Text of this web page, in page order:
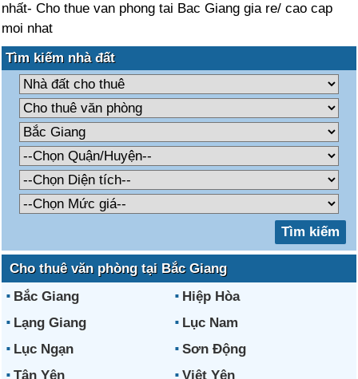
nhất- Cho thue van phong tai Bac Giang gia re/ cao cap
moi nhat
Tìm kiếm nhà đất
Cho thuê văn phòng tại Bắc Giang
Bắc Giang
Hiệp Hòa
Lạng Giang
Lục Nam
Lục Ngạn
Sơn Động
Tân Yên
Việt Yên